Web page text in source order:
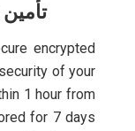
encrypted
of your
1 hour from
for 7 days